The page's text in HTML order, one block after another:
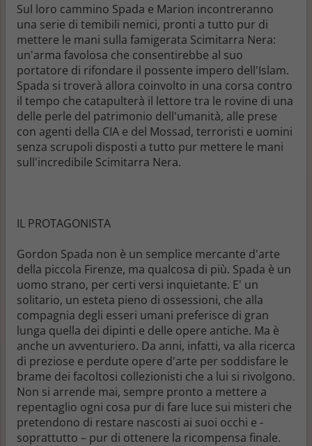
Sul loro cammino Spada e Marion incontreranno
una serie di temibili nemici, pronti a tutto pur di
mettere le mani sulla famigerata Scimitarra Nera:
un'arma favolosa che consentirebbe al suo
portatore di rifondare il possente impero dell'Islam.
Spada si troverà allora coinvolto in una corsa contro
il tempo che catapulterà il lettore tra le rovine di una
delle perle del patrimonio dell'umanità, alle prese
con agenti della CIA e del Mossad, terroristi e uomini
senza scrupoli disposti a tutto pur mettere le mani
sull'incredibile Scimitarra Nera.
IL PROTAGONISTA
Gordon Spada non è un semplice mercante d'arte
della piccola Firenze, ma qualcosa di più. Spada è un
uomo strano, per certi versi inquietante. E' un
solitario, un esteta pieno di ossessioni, che alla
compagnia degli esseri umani preferisce di gran
lunga quella dei dipinti e delle opere antiche. Ma è
anche un avventuriero. Da anni, infatti, va alla ricerca
di preziose e perdute opere d'arte per soddisfare le
brame dei facoltosi collezionisti che a lui si rivolgono.
Non si arrende mai, sempre pronto a mettere a
repentaglio ogni cosa pur di fare luce sui misteri che
pretendono di restare nascosti ai suoi occhi e -
soprattutto – pur di ottenere la ricompensa finale.